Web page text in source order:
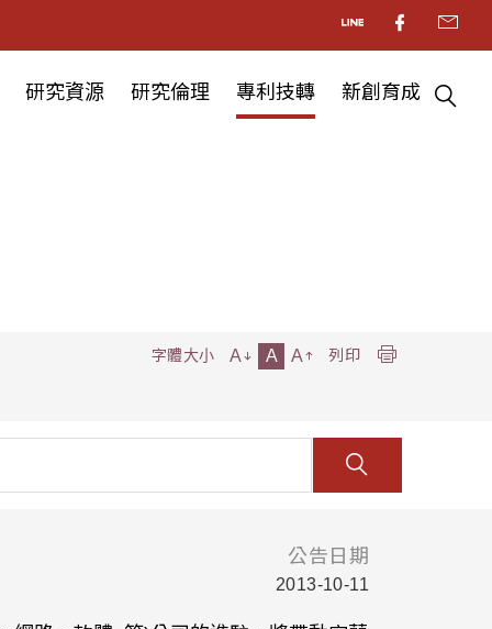
研究資源 研究倫理 專利技轉 新創育成
字體大小 A A A 列印
公告日期
2013-10-11